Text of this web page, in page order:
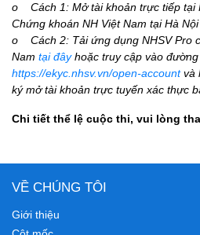
o Cách 1: Mở tài khoản trực tiếp tại
Chứng khoán NH Việt Nam tại Hà
o Cách 2: Tải ứng dụng NHSV Pro
Nam tại đâyhoặc truy cập vào đường
https://ekyc.nhsv.vn/open-accountvà
ký mở tài khoản trực tuyến xác thực
Chi tiết thể lệ cuộc thi, vui lòng
VỀ CHÚNG TÔI
Giới thiệu